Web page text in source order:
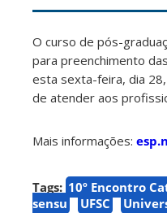
O curso de pós-
para preenchimento
esta sexta-feira, dia
de atender aos
Mais informações:
Tags: 10º Encontro
sensu
UFSC